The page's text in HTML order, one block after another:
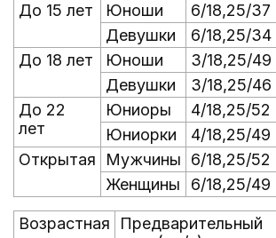
До 15 лет Юноши 6/18,25/37
Девушки
6/18,25/34
До 18 лет
Юноши 3/18,25/49
Девушки
3/18,25/46
До 22
лет
Юниоры 4/18,25/52
Юниорки
4/18,25/49
Открытая
Мужчины 6/18,25/52
Женщины
6/18,25/49
Возрастная
Предварительный